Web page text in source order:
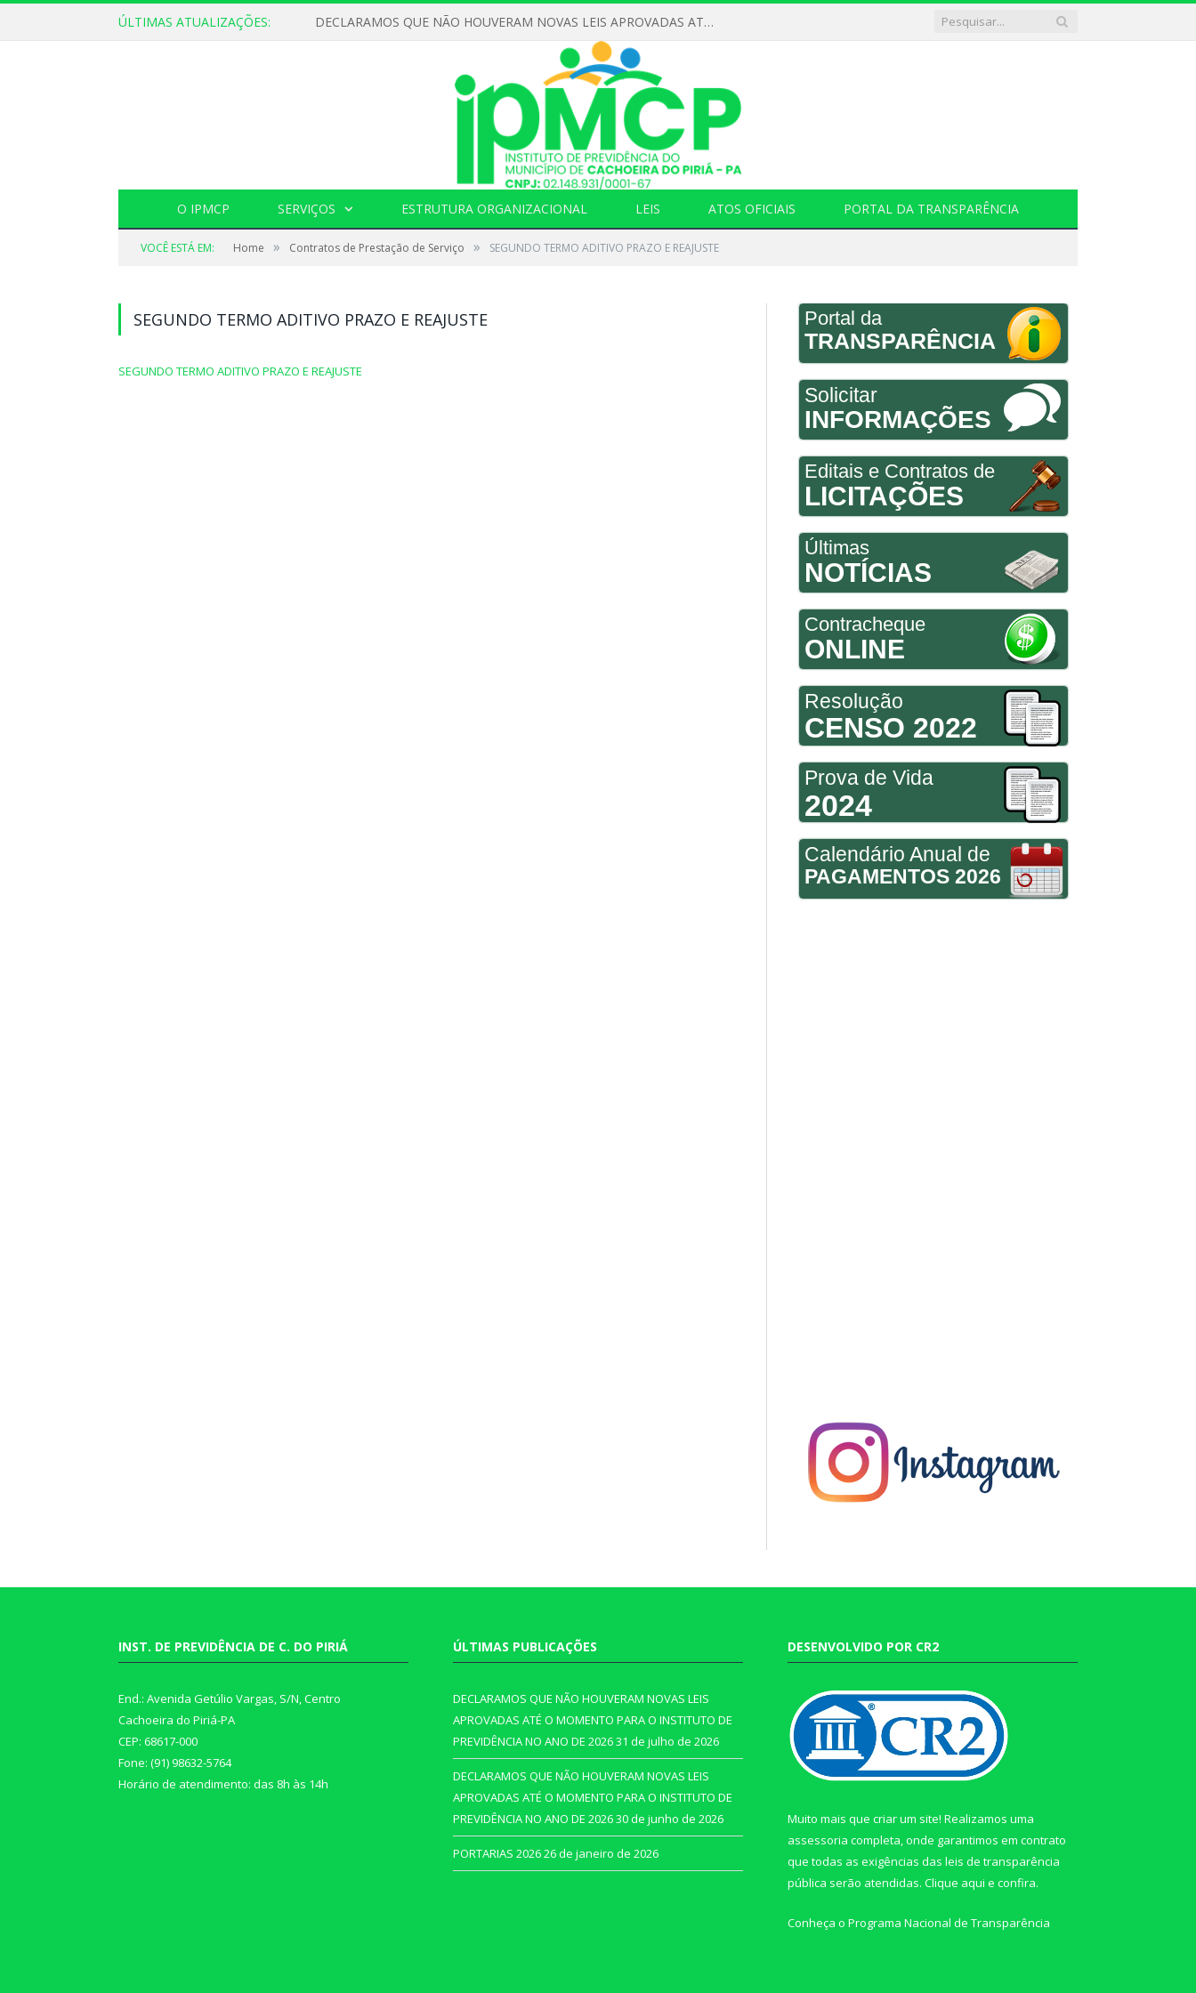
ÚLTIMAS ATUALIZAÇÕES: DECLARAMOS QUE NÃO HOUVERAM NOVAS LEIS APROVADAS ATÉ O MOMENTO PARA O INSTITUTO DE PREVIDÊNCIA NO ANO DE 2026
O IPMCP SERVIÇOS ESTRUTURA ORGANIZACIONAL LEIS ATOS OFICIAIS PORTAL DA TRANSPARÊNCIA
VOCÊ ESTÁ EM: Home » Contratos de Prestação de Serviço » SEGUNDO TERMO ADITIVO PRAZO E REAJUSTE
SEGUNDO TERMO ADITIVO PRAZO E REAJUSTE
SEGUNDO TERMO ADITIVO PRAZO E REAJUSTE
Portal da
TRANSPARÊNCIA
Solicitar
INFORMAÇÕES
Editais e Contratos de
LICITAÇÕES
Últimas
NOTÍCIAS
Contracheque
ONLINE
Resolução
CENSO 2022
Prova de Vida
2024
Calendário Anual de
PAGAMENTOS 2026
INST. DE PREVIDÊNCIA DE C. DO PIRIÁ
End.: Avenida Getúlio Vargas, S/N, Centro
Cachoeira do Piriá-PA
CEP: 68617-000
Fone: (91) 98632-5764
Horário de atendimento: das 8h às 14h
ÚLTIMAS PUBLICAÇÕES
DECLARAMOS QUE NÃO HOUVERAM NOVAS LEIS
APROVADAS ATÉ O MOMENTO PARA O INSTITUTO DE
PREVIDÊNCIA NO ANO DE 202631 de julho de 2026
DECLARAMOS QUE NÃO HOUVERAM NOVAS LEIS
APROVADAS ATÉ O MOMENTO PARA O INSTITUTO DE
PREVIDÊNCIA NO ANO DE 202630 de junho de 2026
PORTARIAS 202626 de janeiro de 2026
DESENVOLVIDO POR CR2
Muito mais que criar um site! Realizamos uma
assessoria completa, onde garantimos em contrato
que todas as exigências das leis de transparência
pública serão atendidas. Clique aqui e confira.
Conheça o Programa Nacional de Transparência